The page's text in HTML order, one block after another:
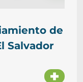
de
Salvador